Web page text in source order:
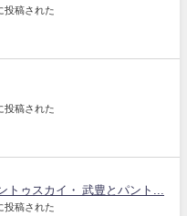
投稿された
投稿された
トゥスカイ・ 武豊とパント...
投稿された